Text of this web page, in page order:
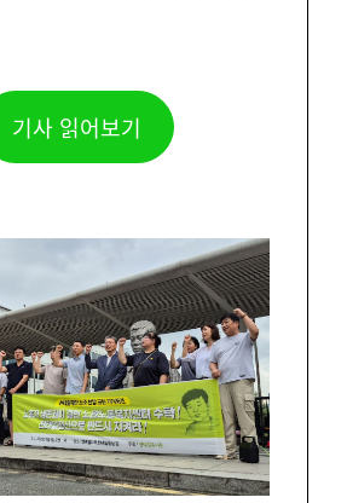
기사 읽어보기